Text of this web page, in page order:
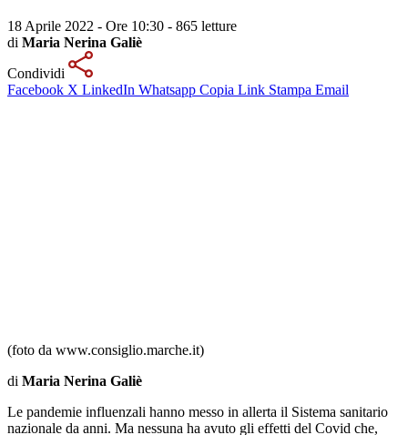
18 Aprile 2022 - Ore 10:30 - 865 letture
di Maria Nerina Galiè
Condividi
Facebook X LinkedIn Whatsapp Copia Link Stampa Email
(foto da www.consiglio.marche.it)
di Maria Nerina Galiè
Le pandemie influenzali hanno messo in allerta il Sistema sanitario
nazionale da anni. Ma nessuna ha avuto gli effetti del Covid che,